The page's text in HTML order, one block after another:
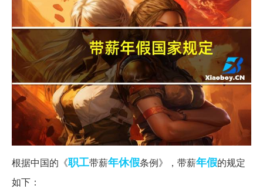
根据中国的《职工带薪年休假条例》，带薪年假的规定
如下：